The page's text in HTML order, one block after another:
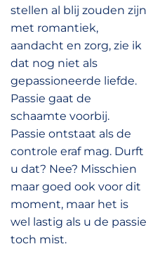
stellen al blij zouden zijn
met romantiek,
aandacht en zorg, zie ik
dat nog niet als
gepassioneerde liefde.
Passie gaat de
schaamte voorbij.
Passie ontstaat als de
controle eraf mag. Durft
u dat? Nee? Misschien
maar goed ook voor dit
moment, maar het is
wel lastig als u de passie
toch mist.